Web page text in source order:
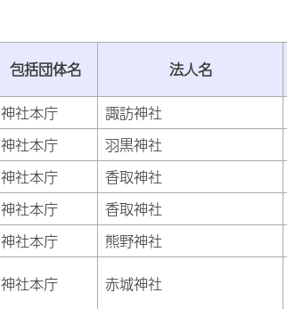
包括団体名
法人名
神社本庁
諏訪神社
神社本庁
羽黒神社
神社本庁
香取神社
神社本庁
香取神社
神社本庁
熊野神社
神社本庁
赤城神社